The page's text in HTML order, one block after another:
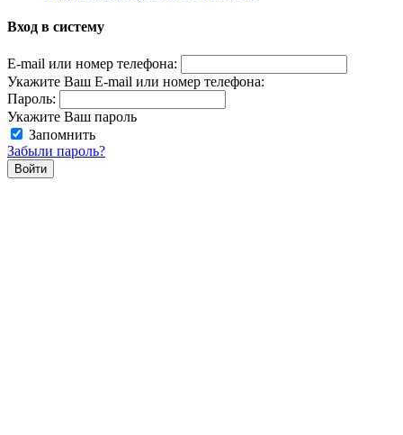
Вход в систему
E-mail или номер телефона:
Укажите Ваш E-mail или номер телефона:
Пароль:
Укажите Ваш пароль
Запомнить
Забыли пароль?